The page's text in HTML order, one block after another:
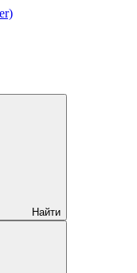
Найти